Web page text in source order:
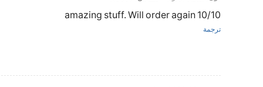
10/10 amazing stuff. Will order again
ترجمة